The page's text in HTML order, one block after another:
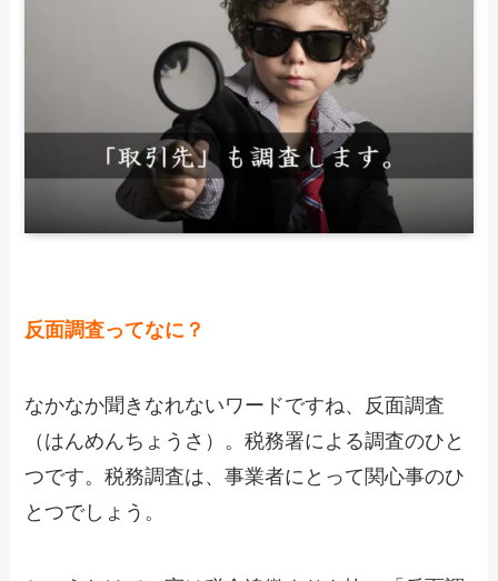
反面調査ってなに？
なかなか聞きなれないワードですね、反面調査
（はんめんちょうさ）。税務署による調査のひと
つです。税務調査は、事業者にとって関心事のひ
とつでしょう。